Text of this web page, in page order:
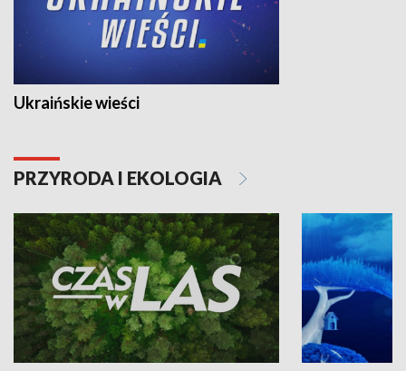
Ukraińskie wieści
PRZYRODA I EKOLOGIA